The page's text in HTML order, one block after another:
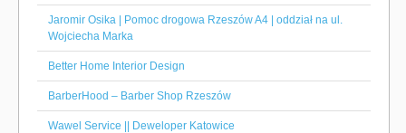
Jaromir Osika | Pomoc drogowa Rzeszów A4 | oddział na ul.
Wojciecha Marka
Better Home Interior Design
BarberHood – Barber Shop Rzeszów
Wawel Service || Deweloper Katowice